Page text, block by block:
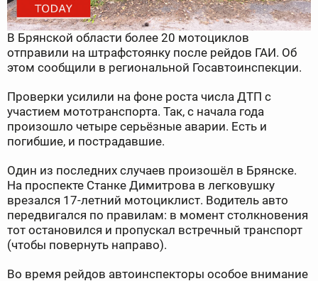
В Брянской области более 20 мотоциклов
отправили на штрафстоянку после рейдов ГАИ. Об
этом сообщили в региональной Госавтоинспекции.
Проверки усилили на фоне роста числа ДТП с
участием мототранспорта. Так, с начала года
произошло четыре серьёзные аварии. Есть и
погибшие, и пострадавшие.
Один из последних случаев произошёл в Брянске.
На проспекте Станке Димитрова в легковушку
врезался 17-летний мотоциклист. Водитель авто
передвигался по правилам: в момент столкновения
тот остановился и пропускал встречный транспорт
(чтобы повернуть направо).
Во время рейдов автоинспекторы особое внимание